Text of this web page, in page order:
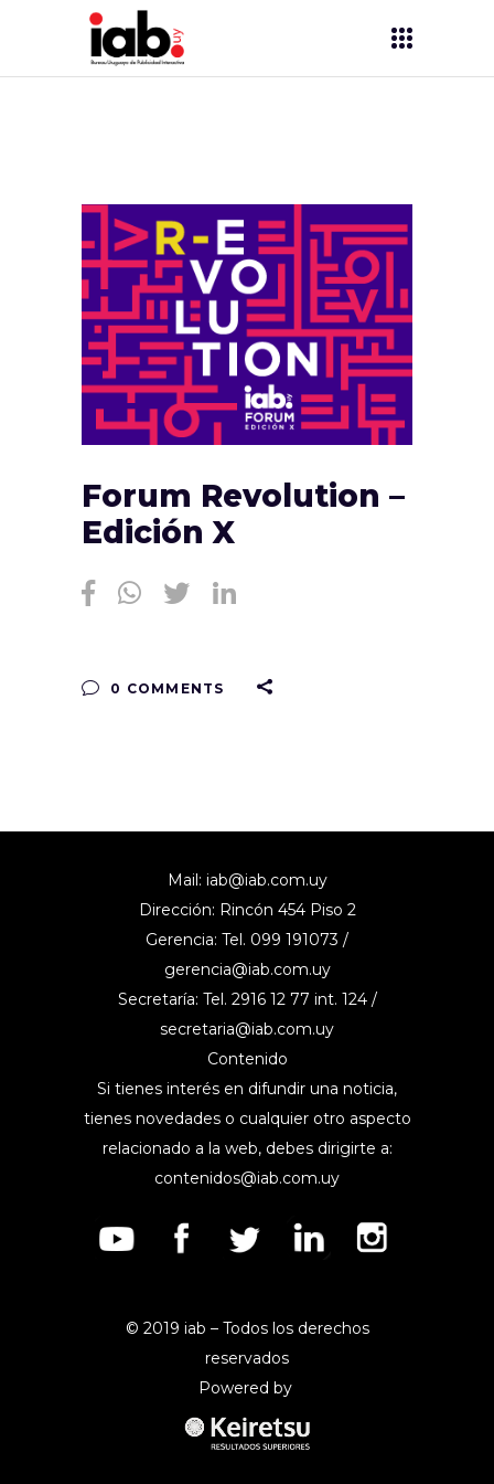
Forum Revolution –
Edición X
0 COMMENTS
Mail: iab@iab.com.uy
Dirección: Rincón 454 Piso 2
Gerencia: Tel. 099 191073 /
gerencia@iab.com.uy
Secretaría: Tel. 2916 12 77 int. 124 /
secretaria@iab.com.uy
Contenido
Si tienes interés en difundir una noticia,
tienes novedades o cualquier otro aspecto
relacionado a la web, debes dirigirte a:
contenidos@iab.com.uy
© 2019 iab – Todos los derechos
reservados
Powered by